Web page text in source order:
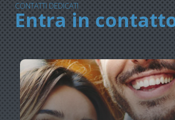
CONTATTI DEDICATI
Entra in